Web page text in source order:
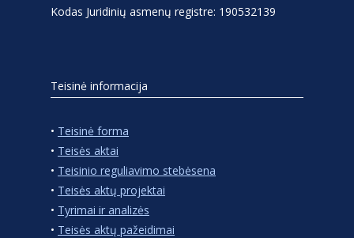
Kodas Juridinių asmenų registre: 190532139
Teisinė informacija
• Teisinė forma
• Teisės aktai
• Teisinio reguliavimo stebėsena
• Teisės aktų projektai
• Tyrimai ir analizės
• Teisės aktų pažeidimai